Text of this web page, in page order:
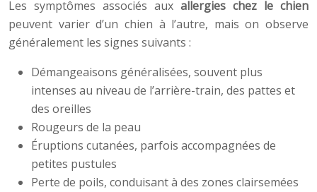
Les symptômes associés aux allergies chez le chien
peuvent varier d’un chien à l’autre, mais on observe
généralement les signes suivants :
Démangeaisons généralisées, souvent plus
intenses au niveau de l’arrière-train, des pattes et
des oreilles
Rougeurs de la peau
Éruptions cutanées, parfois accompagnées de
petites pustules
Perte de poils, conduisant à des zones clairsemées